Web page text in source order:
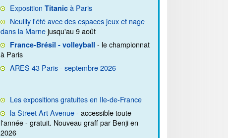
ExpositionTitanic à Paris
Neuilly l'été avec des espaces jeux et nage
dans la Marnejusqu'au 9 août
France-Brésil - volleyball - le championnat
à Paris
ARES 43 Paris - septembre 2026
Les expositions gratuites en Ile-de-France
la Street Art Avenue- accessible toute
l'année - gratuit. Nouveau graff par Benji en
2026